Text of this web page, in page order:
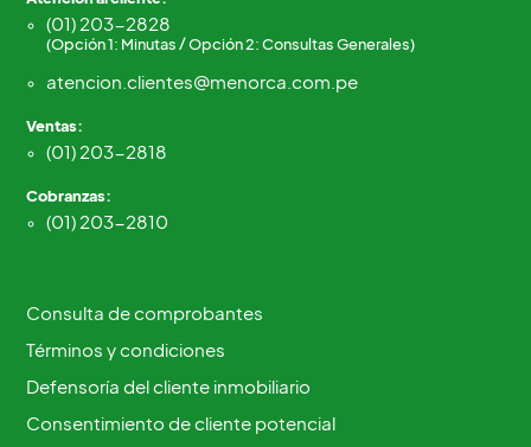
(01) 203-2828
(Opción 1: Minutas / Opción 2: Consultas Generales)
atencion.clientes@menorca.com.pe
Ventas:
(01) 203-2818
Cobranzas:
(01) 203-2810
Consulta de comprobantes
Términos y condiciones
Defensoría del cliente inmobiliario
Consentimiento de cliente potencial